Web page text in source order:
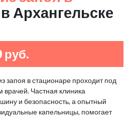
в Архангельске
руб.
запоя в стационаре проходит под
врачей. Частная клиника
и безопасность, а опытный
капельницы, помогает